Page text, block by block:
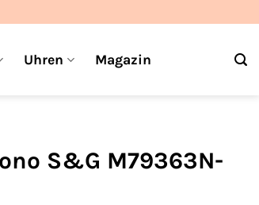
Uhren Magazin
S&G M79363N-